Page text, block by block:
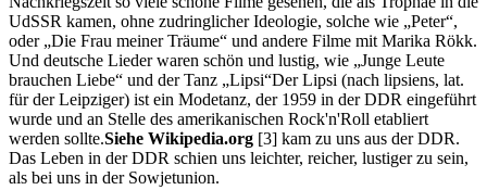
UdSSR kamen, ohne zudringlicher Ideologie, solche wie
Peter ,
oder Die Frau meiner Träume
und andere Filme mit Marika Rökk.
Und deutsche Lieder waren schön und lustig, wie
Junge Leute
brauchen Liebe
und der Tanz Lipsi Der Lipsi (nach lipsiens, lat.
für der Leipziger) ist ein Modetanz, der 1959 in der DDR eingeführt
wurde und an Stelle des amerikanischen Rock'n'Roll etabliert
werden sollte.Siehe Wikipedia.org [3] kam zu uns aus der DDR.
Das Leben in der DDR schien uns leichter, reicher, lustiger zu sein,
als bei uns in der Sowjetunion.